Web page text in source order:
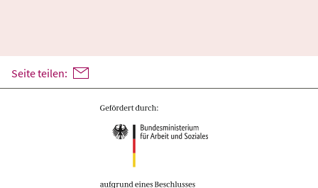
Seite teilen: